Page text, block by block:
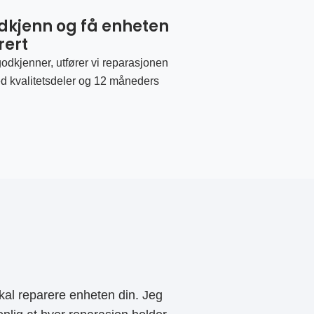
og få enheten
utfører vi reparasjonen
kvalitetsdeler og 12 måneders
reparere enheten din. Jeg